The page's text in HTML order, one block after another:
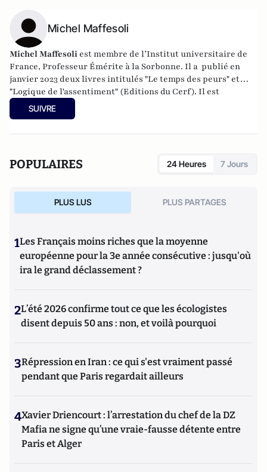
Michel Maffesoli
Michel Maffesoli est membre de l’Institut universitaire de
France, Professeur Émérite à la Sorbonne. Il a publié en
janvier 2023 deux livres intitulés "Le temps des peurs" et
"Logique de l'assentiment" (Editions du Cerf). Il est
également l'auteur de livres encore "Écosophie" (Ed du Cerf,
2017), "Êtres postmoderne" ( Ed du Cerf 2018), "La nostalgie
SUIVRE
POPULAIRES 24 Heures 7 Jours
PLUS LUS PLUS PARTAGES
1Les Français moins riches que la moyenne
européenne pour la 3e année consécutive : jusqu'où
ira le grand déclassement ?
2L’été 2026 confirme tout ce que les écologistes
disent depuis 50 ans : non, et voilà pourquoi
3Répression en Iran : ce qui s'est vraiment passé
pendant que Paris regardait ailleurs
4Xavier Driencourt : l’arrestation du chef de la DZ
Mafia ne signe qu’une vraie-fausse détente entre
Paris et Alger